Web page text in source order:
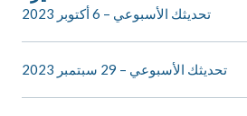
تحديثك الأسبوعي – 6 أكتوبر 2023
تحديثك الأسبوعي – 29 سبتمبر 2023